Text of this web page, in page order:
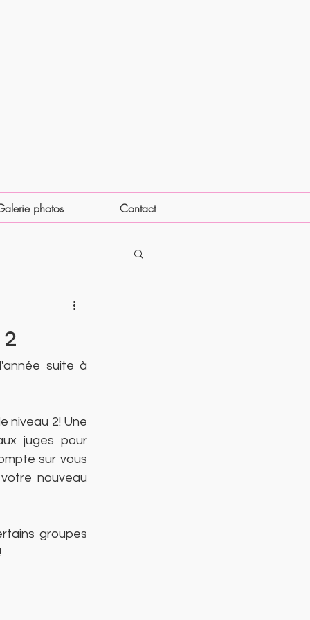
photos Contact
suite à
niveau 2! Une
juges pour
sur vous
nouveau
groupes